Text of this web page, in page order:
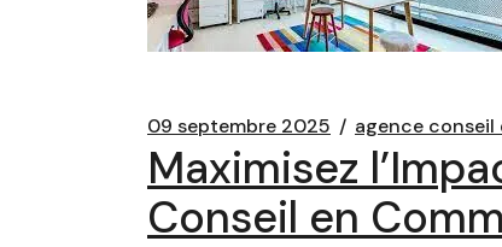
09 septembre 2025 agence
Maximisez
Conseil en